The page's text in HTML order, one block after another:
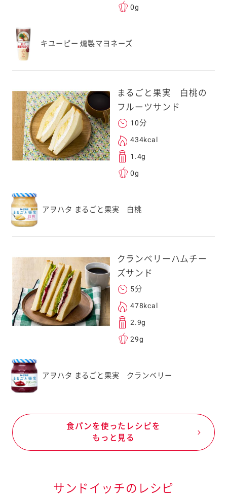
スマートフォン
メールをお送りい
のメールアドレス
」を受信を許可
ドメイン指定受信
します。
レスは、本サービ
。当社はこの情報
ことはございませ
0g
キユーピー 燻製マヨネーズ
まるごと果実 白桃の
フルーツサンド
10分
434kcal
1.4g
0g
アヲハタ まるごと果実 白桃
クランベリーハムチー
ズサンド
5分
478kcal
2.9g
29g
アヲハタ まるごと果実 クランベリー
食パンを使ったレシピを
もっと見る
サンドイッチのレシピ